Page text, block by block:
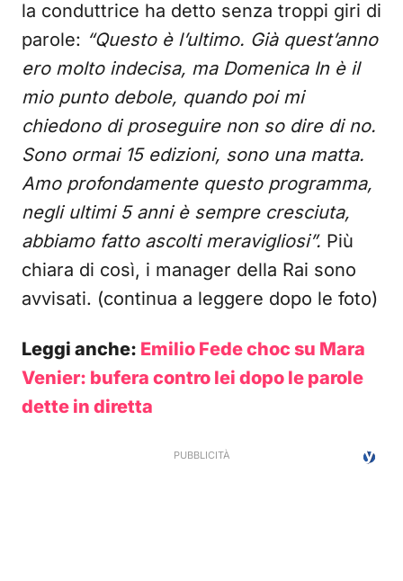
la conduttrice ha detto senza troppi giri di
parole: “Questo è l’ultimo. Già quest’anno
ero molto indecisa, ma Domenica In è il
mio punto debole, quando poi mi
chiedono di proseguire non so dire di no.
Sono ormai 15 edizioni, sono una matta.
Amo profondamente questo programma,
negli ultimi 5 anni è sempre cresciuta,
abbiamo fatto ascolti meravigliosi”. Più
chiara di così, i manager della Rai sono
avvisati. (continua a leggere dopo le foto)
Leggi anche: Emilio Fede choc su Mara
Venier: bufera contro lei dopo le parole
dette in diretta